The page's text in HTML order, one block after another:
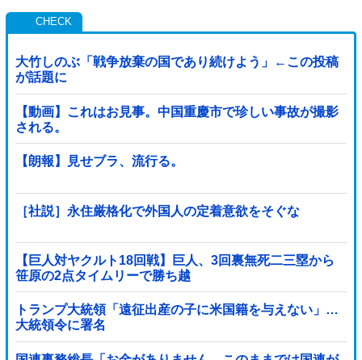
大竹しのぶ「戦争放棄の国であり続けよう」←この投稿
が話題に
【動画】これはお見事。中国重慶市で珍しい事故が撮影
される。
【朗報】見せブラ、流行る。
［社説］永住厳格化で外国人の定着意欲をそぐな
【巨人対ヤクルト18回戦】巨人、3回裏無死二三塁から
笹原の2点タイムリーで勝ち越
し！！！！！！！！！！！！！他
トランプ大統領「遠征出産の子に米国籍を与えない」…
大統領令に署名